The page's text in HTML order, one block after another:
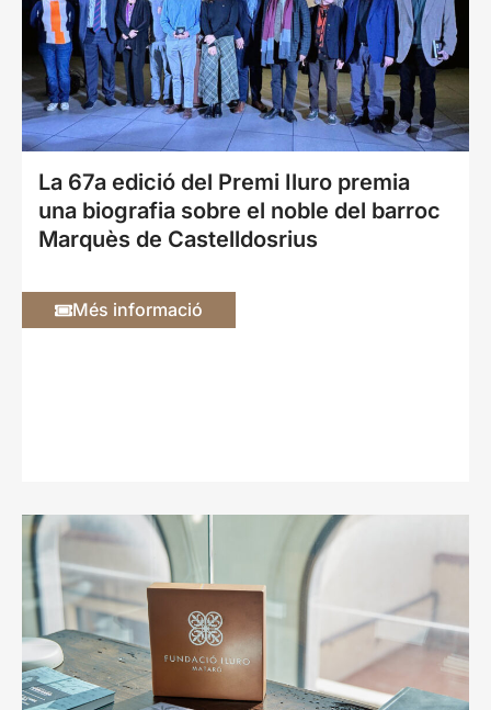
La 67a edició del Premi Iluro premia
una biografia sobre el noble del barroc
Marquès de Castelldosrius
Més informació